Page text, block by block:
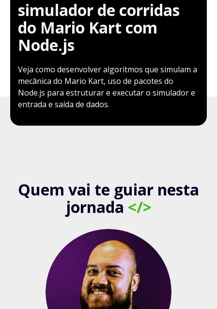
simulador de corridas
do Mario Kart com
Node.js
Veja como desenvolver algoritmos que simulam a
mecânica do Mario Kart, uso de pacotes do
Node.js para estruturar e executar o simulador e
entrada e saída de dados.
Quem vai te guiar nesta
jornada </>